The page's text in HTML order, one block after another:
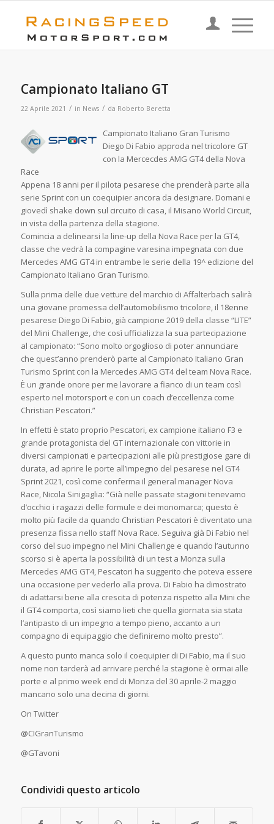
Campionato Italiano GT
22 Aprile 2021 / in News / da Roberto Beretta
Campionato Italiano Gran Turismo
Diego Di Fabio approda nel tricolore GT
con la Mercecdes AMG GT4 della Nova
Race
Appena 18 anni per il pilota pesarese che prenderà parte alla
serie Sprint con un coequipier ancora da designare. Domani e
giovedì shake down sul circuito di casa, il Misano World Circuit,
in vista della partenza della stagione.
Comincia a delinearsi la line-up della Nova Race per la GT4,
classe che vedrà la compagine varesina impegnata con due
Mercedes AMG GT4 in entrambe le serie della 19^ edizione del
Campionato Italiano Gran Turismo.
Sulla prima delle due vetture del marchio di Affalterbach salirà
una giovane promessa dell’automobilismo tricolore, il 18enne
pesarese Diego Di Fabio, già campione 2019 della classe “LITE”
del Mini Challenge, che così ufficializza la sua partecipazione
al campionato: “Sono molto orgoglioso di poter annunciare
che quest’anno prenderò parte al Campionato Italiano Gran
Turismo Sprint con la Mercedes AMG GT4 del team Nova Race.
È un grande onore per me lavorare a fianco di un team così
esperto nel motorsport e con un coach d’eccellenza come
Christian Pescatori.”
In effetti è stato proprio Pescatori, ex campione italiano F3 e
grande protagonista del GT internazionale con vittorie in
diversi campionati e partecipazioni alle più prestigiose gare di
durata, ad aprire le porte all’impegno del pesarese nel GT4
Sprint 2021, così come conferma il general manager Nova
Race, Nicola Sinigaglia: “Già nelle passate stagioni tenevamo
d’occhio i ragazzi delle formule e dei monomarca; questo è
molto più facile da quando Christian Pescatori è diventato una
presenza fissa nello staff Nova Race. Seguiva già Di Fabio nel
corso del suo impegno nel Mini Challenge e quando l’autunno
scorso si è aperta la possibilità di un test a Monza sulla
Mercedes AMG GT4, Pescatori ha suggerito che poteva essere
una occasione per vederlo alla prova. Di Fabio ha dimostrato
di adattarsi bene alla crescita di potenza rispetto alla Mini che
il GT4 comporta, così siamo lieti che quella giornata sia stata
l’antipasto di un impegno a tempo pieno, accanto a un
compagno di equipaggio che definiremo molto presto”.
A questo punto manca solo il coequipier di Di Fabio, ma il suo
nome non tarderà ad arrivare perché la stagione è ormai alle
porte e al primo week end di Monza del 30 aprile-2 maggio
mancano solo una decina di giorni.
On Twitter
@CIGranTurismo
@GTavoni
Condividi questo articolo